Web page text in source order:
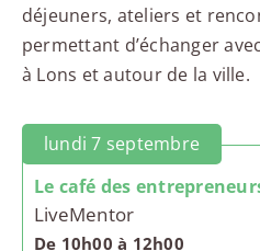
déjeuners, ateliers et
permettant d’échanger
à Lons et autour de la ville.
lundi 7 septembre
Le café des
LiveMentor
De 10h00 à 12h00